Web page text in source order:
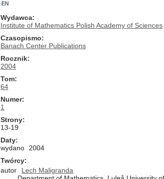
EN
Wydawca
Institute of Mathematics Polish Academy of Sciences
Czasopismo
Banach Center Publications
Rocznik
2004
Tom
64
Numer
1
Strony
13-19
Daty
wydano
2004
Twórcy
autor
Lech Maligranda